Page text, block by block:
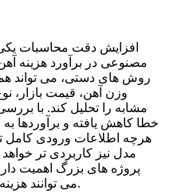
افزایش دقت محاسبات
مصنوعی در برآورد هزینه
روش های دستی، می تواند
وزن آهن، قیمت بازار،
مشابه را تحلیل کند. با
خطا کاهش یافته و برآوردها
هرچه اطلاعات ورودی کامل
مدل نیز کاربردی تر خواهد
پروژه های بزرگ اهمیت
می توانند هزینه های قابل توجهی ایجاد کنند.